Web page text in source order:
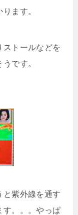
ます。
ストールなどを
です。
と紫外線を通す
す。。。やっぱ